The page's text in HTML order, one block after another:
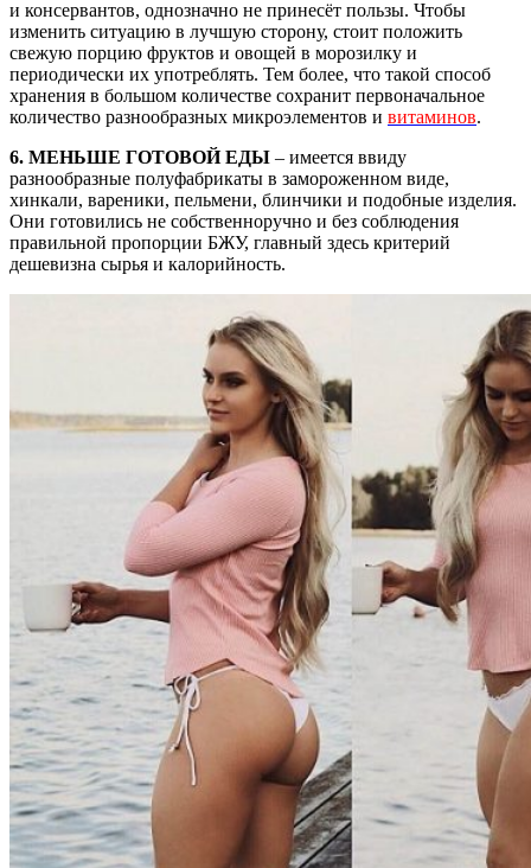
и консервантов, однозначно не принесёт пользы. Чтобы
изменить ситуацию в лучшую сторону, стоит положить
свежую порцию фруктов и овощей в морозилку и
периодически их употреблять. Тем более, что такой способ
хранения в большом количестве сохранит первоначальное
количество разнообразных микроэлементов и витаминов.
6. МЕНЬШЕ ГОТОВОЙ ЕДЫ – имеется ввиду
разнообразные полуфабрикаты в замороженном виде,
хинкали, вареники, пельмени, блинчики и подобные изделия.
Они готовились не собственноручно и без соблюдения
правильной пропорции БЖУ, главный здесь критерий
дешевизна сырья и калорийность.